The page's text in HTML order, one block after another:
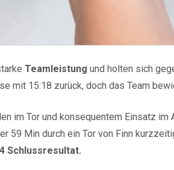
Teamleistung und holten sich
mit 15:18 zurück, doch das Team
im Tor und konsequentem Einsatz
59 Min durch ein Tor von Finn
Schlussresultat.